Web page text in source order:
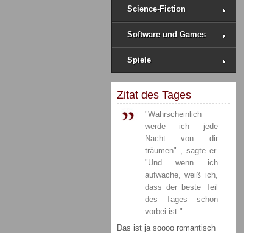
Science-Fiction
Software und Games
Spiele
Zitat des Tages
"Wahrscheinlich
werde ich jede
Nacht von dir
träumen" , sagte er.
"Und wenn ich
aufwache, weiß ich,
dass der beste Teil
des Tages schon
vorbei ist."
Das ist ja soooo romantisch